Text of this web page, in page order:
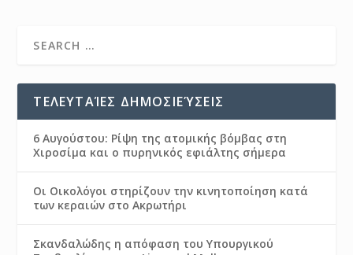
ΤΕΛΕΥΤΑΊΕΣ ΔΗΜΟΣΙΕΎΣΕΙΣ
6 Αυγούστου: Ρίψη της ατομικής βόμβας στη
Χιροσίμα και ο πυρηνικός εφιάλτης σήμερα
Οι Οικολόγοι στηρίζουν την κινητοποίηση κατά
των κεραιών στο Ακρωτήρι
Σκανδαλώδης η απόφαση του Υπουργικού